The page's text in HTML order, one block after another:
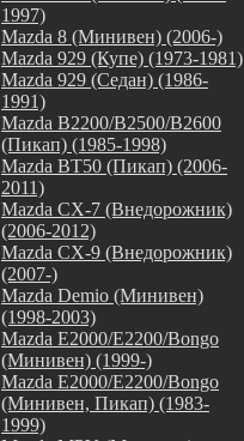
1997)
Mazda 8 (Минивен) (2006-)
Mazda 929 (Купе) (1973-1981)
Mazda 929 (Седан) (1986-
1991)
Mazda B2200/B2500/B2600
(Пикап) (1985-1998)
Mazda BT50 (Пикап) (2006-
2011)
Mazda CX-7 (Внедорожник)
(2006-2012)
Mazda CX-9 (Внедорожник)
(2007-)
Mazda Demio (Минивен)
(1998-2003)
Mazda E2000/E2200/Bongo
(Минивен) (1999-)
Mazda E2000/E2200/Bongo
(Минивен, Пикап) (1983-
1999)